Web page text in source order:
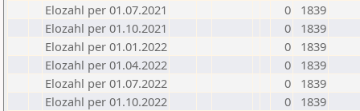
Elozahl per 01.07.2021
0
1839
Elozahl per 01.10.2021
0
1839
Elozahl per 01.01.2022
0
1839
Elozahl per 01.04.2022
0
1839
Elozahl per 01.07.2022
0
1839
Elozahl per 01.10.2022
0
1839